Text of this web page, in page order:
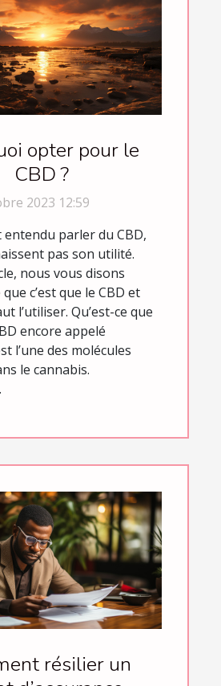
opter pour le
CBD ?
2023 12:59
parler du CBD,
pas son utilité.
nous vous disons
c’est que le CBD et
l’utiliser. Qu’est-ce que
encore appelé
l’une des molécules
le cannabis.
résilier un